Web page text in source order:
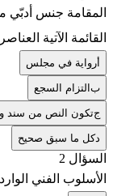
المقامة جنس أدبّي
القائمة الآتية
رواية في مجلس
بالتزام السجع
جتكون النص من سند
كل ما سبق صحيح
السؤال 2
الأسلوب الفني